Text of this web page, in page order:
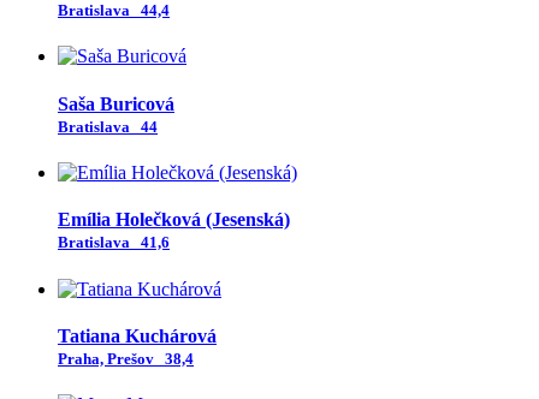
Bratislava 44,4
Saša Buricová
Bratislava 44
Emília Holečková (Jesenská)
Bratislava 41,6
Tatiana Kuchárová
Praha, Prešov 38,4